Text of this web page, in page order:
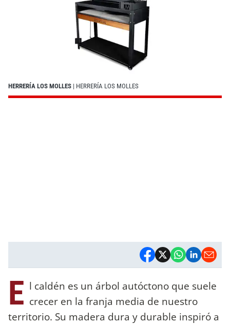
HERRERÍA LOS MOLLES | HERRERÍA LOS MOLLES
E l caldén es un árbol autóctono que suele
crecer en la franja media de nuestro
territorio. Su madera dura y durable inspiró a